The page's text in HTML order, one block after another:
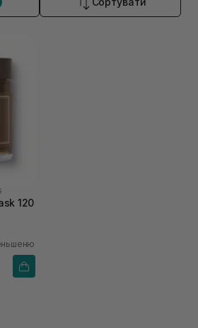
120